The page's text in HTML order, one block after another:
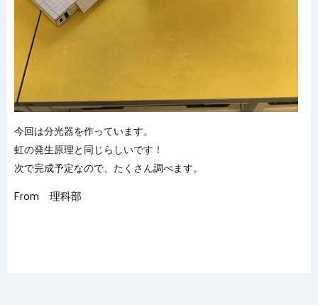
今回は分光器を作っています。
虹の発生原理と同じらしいです！
次で完成予定なので、たくさん調べます。
From 理科部